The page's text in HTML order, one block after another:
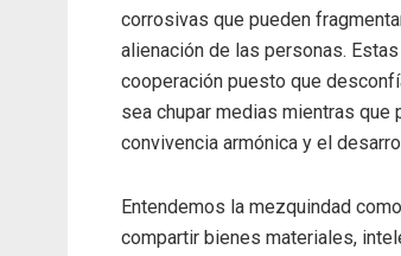
corrosivas que pueden
alienación de las personas.
cooperación puesto que
sea chupar medias mientras
convivencia armónica y el
Entendemos la mezquindad
compartir bienes materiales,